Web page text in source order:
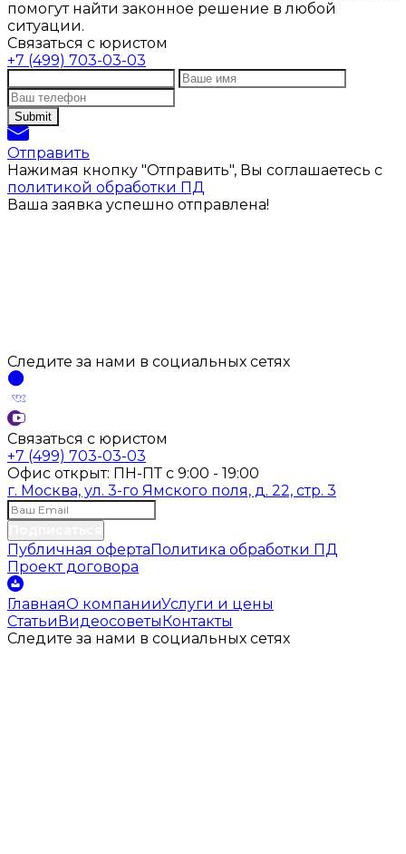
помогут найти законное решение в любой
ситуации.
Связаться с юристом
+7 (499) 703-03-03
Отправить
Нажимая кнопку "Отправить", Вы соглашаетесь с
политикой обработки ПД
Ваша заявка успешно отправлена!
Следите за нами в социальных сетях
Связаться с юристом
+7 (499) 703-03-03
Офис открыт: ПН-ПТ с 9:00 - 19:00
г. Москва, ул. 3-го Ямского поля, д. 22, стр. 3
Публичная офертаПолитика обработки ПД
Проект договора
ГлавнаяО компанииУслуги и цены
СтатьиВидеосоветыКонтакты
Следите за нами в социальных сетях